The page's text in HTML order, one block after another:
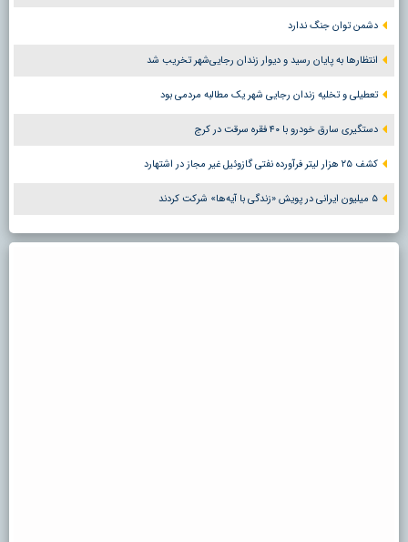
دشمن توان جنگ ندارد
انتظارها به پایان رسید و دیوار زندان رجایی‌شهر تخریب شد
تعطیلی و تخلیه زندان رجایی شهر یک مطالبه مردمی بود
دستگیری سارق خودرو با ۴۰ فقره سرقت در کرج
کشف ۲۵ هزار لیتر فرآورده نفتی گازوئیل غیر مجاز در اشتهارد
۵ میلیون ایرانی در پویش «زندگی با آیه‌ها» شرکت کردند